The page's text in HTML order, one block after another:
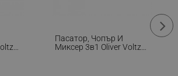
Пасатор, Чопър И
Миксер 3в1 Oliver Voltz